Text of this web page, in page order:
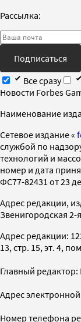
Рассылка:
Подписаться
Все сразу
Новости Forbes
Наименование
Cетевое издание «
службой по
технологий и
номер и дата
ФС77-82431 от 23
Адрес редакции,
Звенигородская 2-
Адрес редакции:
13, стр. 15, эт. 4,
Главный
Адрес
Номер телефона